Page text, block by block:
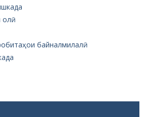
олӣ
байналмилалӣ